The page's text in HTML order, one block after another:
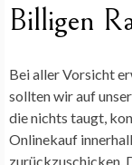
Billigen
Bei aller Vorsicht
sollten wir auf
die nichts taugt,
Onlinekauf
zurückzuschicken.